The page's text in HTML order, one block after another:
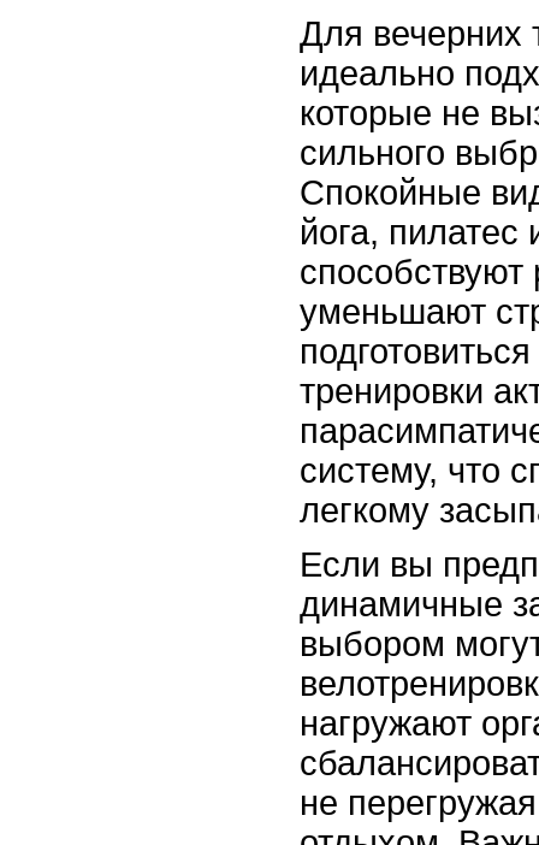
Для вечерних
идеально
которые не
сильного
Спокойные
йога, пилатес
уменьшают
тренировки
систему, что
легкому
Если вы
динамичные
выбором
нагружают
не